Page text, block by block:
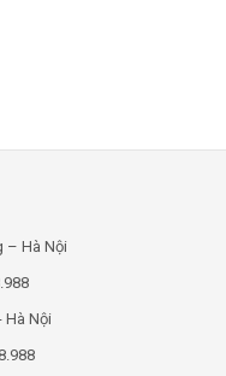
– Hà Nội
Hà Nội